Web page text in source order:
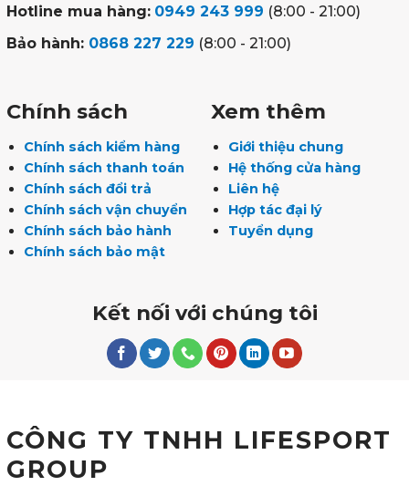
Hotline mua hàng: 0949 243 999 (8:00 - 21:00)
Bảo hành: 0868 227 229 (8:00 - 21:00)
Chính sách
Chính sách kiểm hàng
Chính sách thanh toán
Chính sách đổi trả
Chính sách vận chuyển
Chính sách bảo hành
Chính sách bảo mật
Xem thêm
Giới thiệu chung
Hệ thống cửa hàng
Liên hệ
Hợp tác đại lý
Tuyển dụng
Kết nối với chúng tôi
CÔNG TY TNHH LIFESPORT
GROUP